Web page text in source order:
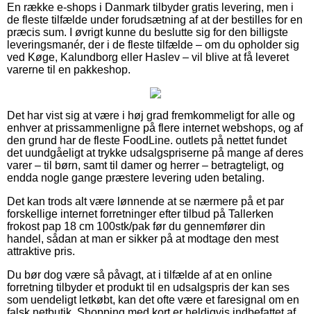
En række e-shops i Danmark tilbyder gratis levering, men i
de fleste tilfælde under forudsætning af at der bestilles for en
præcis sum. I øvrigt kunne du beslutte sig for den billigste
leveringsmanér, der i de fleste tilfælde – om du opholder sig
ved Køge, Kalundborg eller Haslev – vil blive at få leveret
varerne til en pakkeshop.
Det har vist sig at være i høj grad fremkommeligt for alle og
enhver at prissammenligne på flere internet webshops, og af
den grund har de fleste FoodLine. outlets på nettet fundet
det uundgåeligt at trykke udsalgspriserne på mange af deres
varer – til børn, samt til damer og herrer – betragteligt, og
endda nogle gange præstere levering uden betaling.
Det kan trods alt være lønnende at se nærmere på et par
forskellige internet forretninger efter tilbud på Tallerken
frokost pap 18 cm 100stk/pak før du gennemfører din
handel, sådan at man er sikker på at modtage den mest
attraktive pris.
Du bør dog være så påvagt, at i tilfælde af at en online
forretning tilbyder et produkt til en udsalgspris der kan ses
som uendeligt letkøbt, kan det ofte være et faresignal om en